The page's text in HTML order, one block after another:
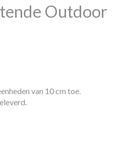
Outdoor
van 10 cm toe.